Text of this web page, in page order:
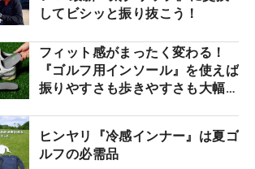
してビシッと振り抜こう！
フィット感がまったく変わる！
『ゴルフ用インソール』を使えば
振りやすさも歩きやすさも大幅に
ヒンヤリ『冷感インナー』は夏ゴ
ルフの必需品